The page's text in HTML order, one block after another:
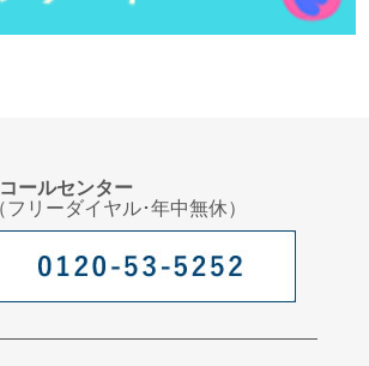
ージ：誤飲について
セージ：子どものこころを育てるためにこころの居場所を
セージ：食べ物の好き嫌い
ールセンター
リーダイヤル･年中無休）